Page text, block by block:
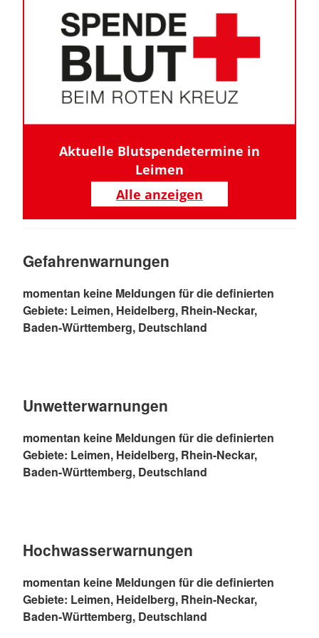
Aktuelle Blutspendetermine in
Leimen
Alle anzeigen
Gefahrenwarnungen
momentan keine Meldungen für die definierten
Gebiete: Leimen, Heidelberg, Rhein-Neckar,
Baden-Württemberg, Deutschland
Unwetterwarnungen
momentan keine Meldungen für die definierten
Gebiete: Leimen, Heidelberg, Rhein-Neckar,
Baden-Württemberg, Deutschland
Hochwasserwarnungen
momentan keine Meldungen für die definierten
Gebiete: Leimen, Heidelberg, Rhein-Neckar,
Baden-Württemberg, Deutschland